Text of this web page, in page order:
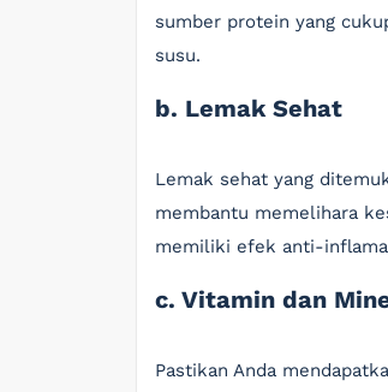
sumber protein yang
susu.
b. Lemak Sehat
Lemak sehat yang
membantu memelihara
memiliki efek anti-
c. Vitamin dan
Pastikan Anda